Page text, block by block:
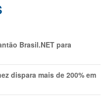
Brasil.NET para
dispara mais de 200% em